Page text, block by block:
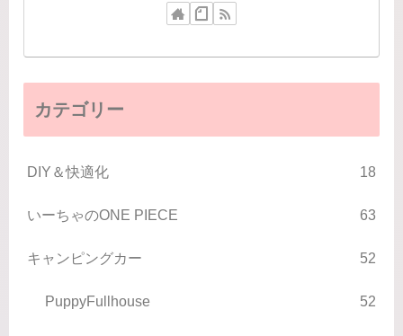
カテゴリー
DIY＆快適化 18
いーちゃのONE PIECE 63
キャンピングカー 52
PuppyFullhouse 52